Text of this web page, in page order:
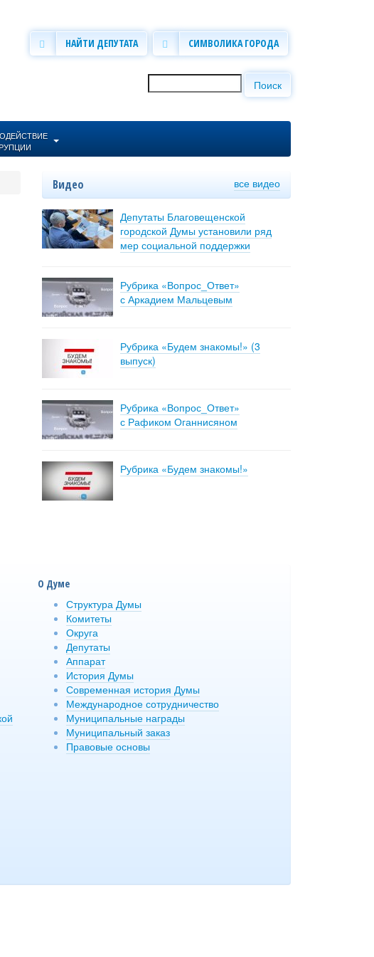
НАЙТИ ДЕПУТАТА СИМВОЛИКА ГОРОДА
Форма поиска
Поиск
Видео все видео
Депутаты Благовещенской
городской Думы установили ряд
мер социальной поддержки
Рубрика «Вопрос_Ответ»
с Аркадием Мальцевым
Рубрика «Будем знакомы!» (3
выпуск)
Рубрика «Вопрос_Ответ»
с Рафиком Оганнисяном
Рубрика «Будем знакомы!»
О Думе
Структура Думы
Комитеты
Округа
Депутаты
Аппарат
История Думы
Современная история Думы
Международное сотрудничество
Муниципальные награды
Муниципальный заказ
Правовые основы